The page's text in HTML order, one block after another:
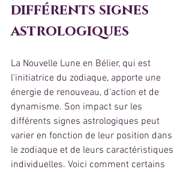
différents signes
astrologiques
La Nouvelle Lune en Bélier, qui est
l'initiatrice du zodiaque, apporte une
énergie de renouveau, d'action et de
dynamisme. Son impact sur les
différents signes astrologiques peut
varier en fonction de leur position dans
le zodiaque et de leurs caractéristiques
individuelles. Voici comment certains